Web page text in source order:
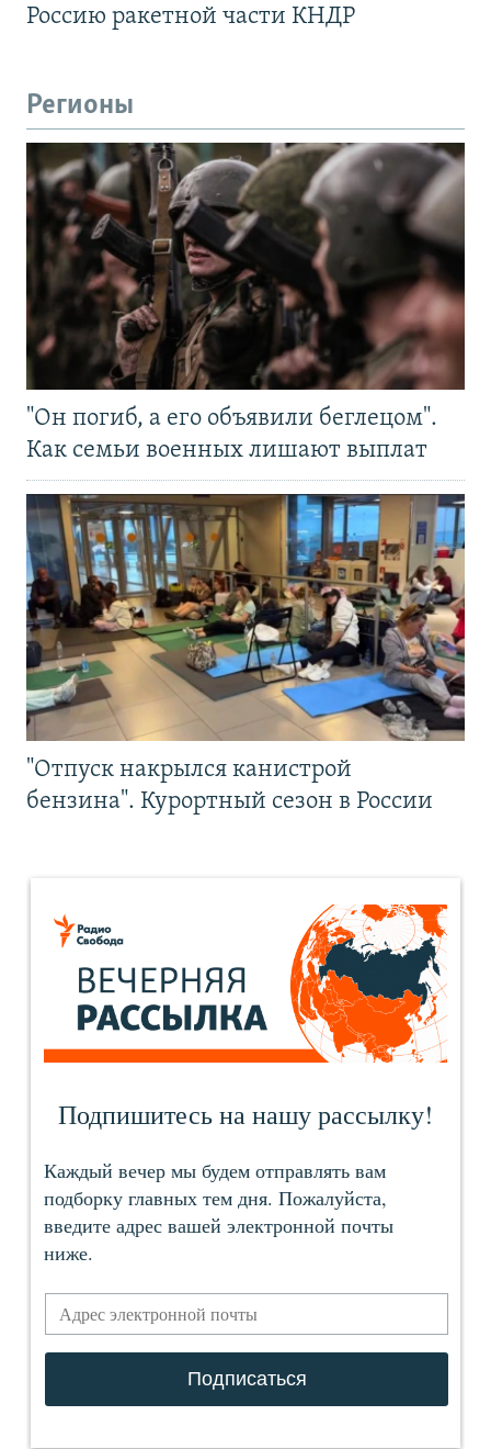
Россию ракетной части КНДР
Регионы
"Он погиб, а его объявили беглецом".
Как семьи военных лишают выплат
"Отпуск накрылся канистрой
бензина". Курортный сезон в России